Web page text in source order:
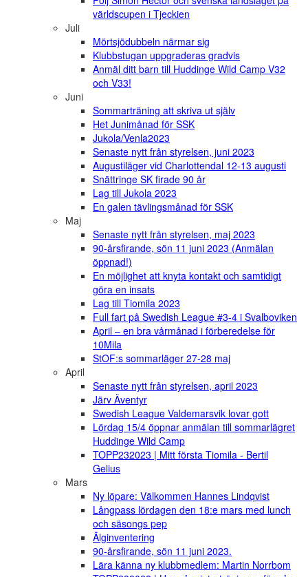
världscupen i Tjeckien
Juli
Mörtsjödubbeln närmar sig
Klubbstugan uppgraderas gradvis
Anmäl ditt barn till Huddinge Wild Camp V32
och V33!
Juni
Sommarträning att skriva ut själv
Het Junimånad för SSK
Jukola/Venla2023
Senaste nytt från styrelsen, juni 2023
Augustiläger vid Charlottendal 12-13 augusti
Snättringe SK firade 90 år
Lag till Jukola 2023
En galen tävlingsmånad för SSK
Maj
Senaste nytt från styrelsen, maj 2023
90-årsfirande, sön 11 juni 2023 (Anmälan
öppnad!)
En möjlighet att knyta kontakt och samtidigt
göra en insats
Lag till Tiomila 2023
Full fart på Swedish League #3-4 i Svalboviken
April – en bra vårmånad i förberedelse för
10Mila
StOF:s sommarläger 27-28 maj
April
Senaste nytt från styrelsen, april 2023
Järv Äventyr
Swedish League Valdemarsvik lovar gott
Lördag 15/4 öppnar anmälan till sommarlägret
Huddinge Wild Camp
TOPP232023 | Mitt första Tiomila - Bertil
Gelius
Mars
Ny löpare: Välkommen Hannes Lindqvist
Långpass lördagen den 18:e mars med lunch
och säsongs pep
Älginventering
90-årsfirande, sön 11 juni 2023.
Lära känna ny klubbmedlem: Martin Norrbom